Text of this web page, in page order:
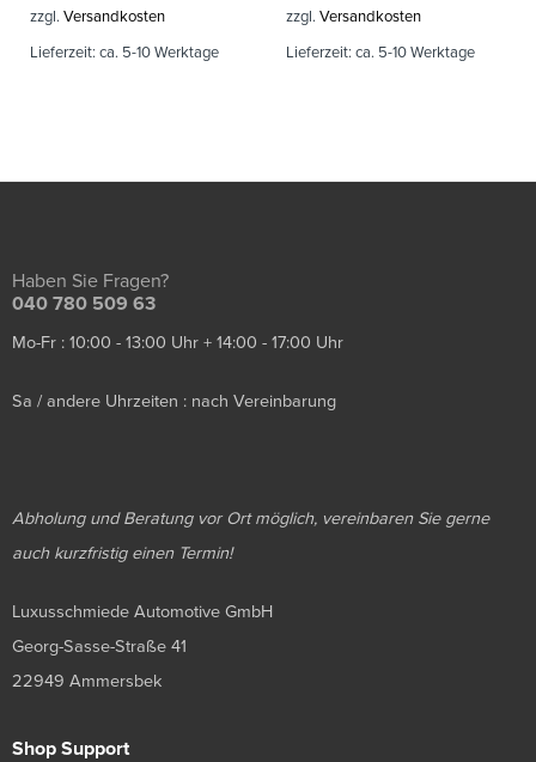
zzgl. Versandkosten
Lieferzeit: ca. 5-10 Werktage
zzgl. Versandkosten
Lieferzeit: ca. 5-10 Werktage
Haben Sie Fragen?
040 780 509 63
Mo-Fr : 10:00 - 13:00 Uhr + 14:00 - 17:00 Uhr
Sa / andere Uhrzeiten : nach Vereinbarung
Abholung und Beratung vor Ort möglich, vereinbaren Sie gerne
auch kurzfristig einen Termin!
Luxusschmiede Automotive GmbH
Georg-Sasse-Straße 41
22949 Ammersbek
Shop Support